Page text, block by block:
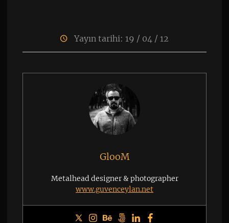
Yayın tarihi: 19 / 04 / 12
GlooM
Metalhead designer & photographer
www.guvenceylan.net